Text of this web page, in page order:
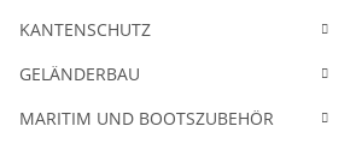
KANTENSCHUTZ
GELÄNDERBAU
MARITIM UND BOOTSZUBEHÖR